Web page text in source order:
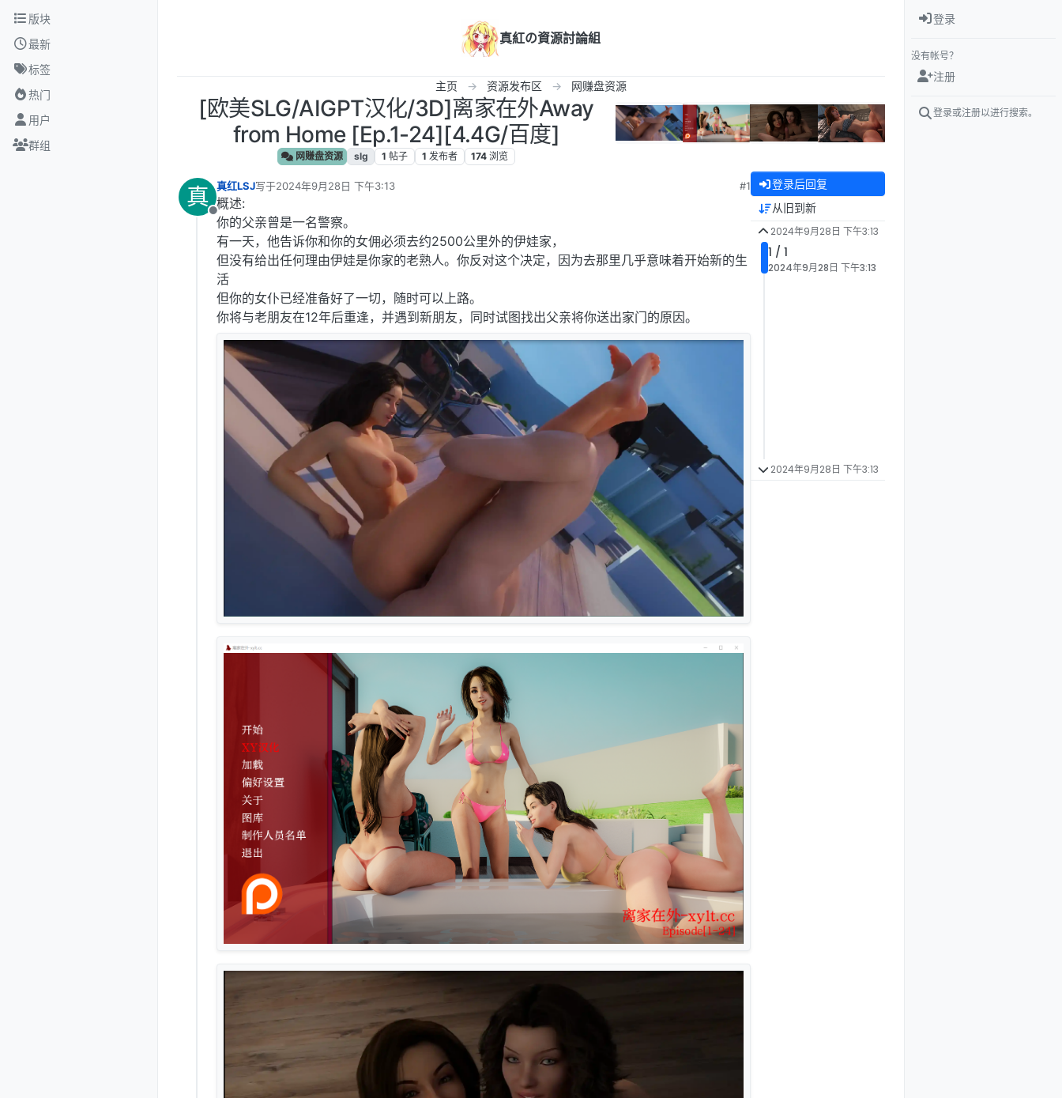
跳转至内容
版块
最新
标签
热门
用户
群组
真紅の資源討論組
主页 资源发布区 网赚盘资源
[欧美SLG/AIGPT汉化/3D]离家在外Away
from Home [Ep.1-24][4.4G/百度]
网赚盘资源 slg 1 帖子 1 发布者 174 浏览
真
离线
真红LSJ写于2024年9月28日 下午3:13
最后由 编辑
#1
概述:
你的父亲曾是一名警察。
有一天，他告诉你和你的女佣必须去约2500公里外的伊娃家，
但没有给出任何理由伊娃是你家的老熟人。你反对这个决定，因为去那里几乎意味着开始新的生
活
但你的女仆已经准备好了一切，随时可以上路。
你将与老朋友在12年后重逢，并遇到新朋友，同时试图找出父亲将你送出家门的原因。
登录后回复
从旧到新
2024年9月28日 下午3:13
1 / 1
2024年9月28日 下午3:13
2024年9月28日 下午3:13
登录
没有帐号？
注册
登录或注册以进行搜索。